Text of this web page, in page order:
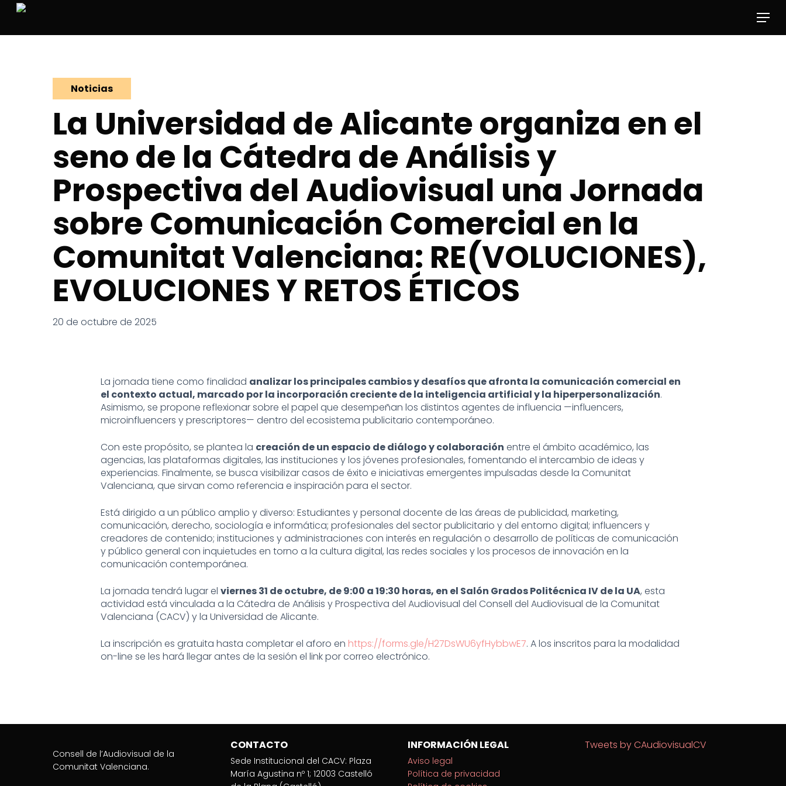
Skip
Menu
Noticias
La Universidad de Alicante organiza en el
seno de la Cátedra de Análisis y
Prospectiva del Audiovisual una Jornada
sobre Comunicación Comercial en la
Comunitat Valenciana: RE(VOLUCIONES),
EVOLUCIONES Y RETOS ÉTICOS
20 de octubre de 2025
La jornada tiene como finalidad analizar los principales cambios y desafíos que afronta la comunicación comercial en
el contexto actual, marcado por la incorporación creciente de la inteligencia artificial y la hiperpersonalización.
Asimismo, se propone reflexionar sobre el papel que desempeñan los distintos agentes de influencia —influencers,
microinfluencers y prescriptores— dentro del ecosistema publicitario contemporáneo.
Con este propósito, se plantea la creación de un espacio de diálogo y colaboración entre el ámbito académico, las
agencias, las plataformas digitales, las instituciones y los jóvenes profesionales, fomentando el intercambio de ideas y
experiencias. Finalmente, se busca visibilizar casos de éxito e iniciativas emergentes impulsadas desde la Comunitat
Valenciana, que sirvan como referencia e inspiración para el sector.
Está dirigido a un público amplio y diverso: Estudiantes y personal docente de las áreas de publicidad, marketing,
comunicación, derecho, sociología e informática; profesionales del sector publicitario y del entorno digital; influencers y
creadores de contenido; instituciones y administraciones con interés en regulación o desarrollo de políticas de comunicación
y público general con inquietudes en torno a la cultura digital, las redes sociales y los procesos de innovación en la
comunicación contemporánea.
La jornada tendrá lugar el viernes 31 de octubre, de 9:00 a 19:30 horas, en el Salón Grados Politécnica IV de la UA, esta
actividad está vinculada a la Cátedra de Análisis y Prospectiva del Audiovisual del Consell del Audiovisual de la Comunitat
Valenciana (CACV) y la Universidad de Alicante.
La inscripción es gratuita hasta completar el aforo en https://forms.gle/H27DsWU6yfHybbwE7. A los inscritos para la modalidad
on-line se les hará llegar antes de la sesión el link por correo electrónico.
Consell de l’Audiovisual de la
Comunitat Valenciana.
CONTACTO
Sede Institucional del CACV: Plaza
María Agustina nº 1; 12003 Castelló
INFORMACIÓN LEGAL
Aviso legal
Política de privacidad
Tweets by CAudiovisualCV